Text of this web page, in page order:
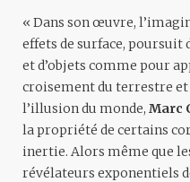
« Dans son œuvre,
effets de surface, poursuit
et d’objets comme pour
croisement du terrestre
l’illusion du monde, Marc
la propriété de certains
inertie. Alors même que
révélateurs exponentiels